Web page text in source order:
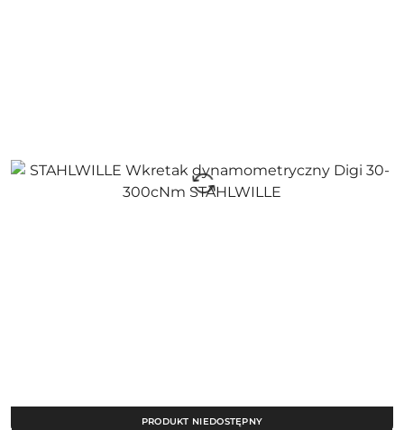
PRODUKT NIEDOSTĘPNY